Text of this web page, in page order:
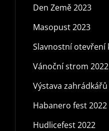
Den Země 2023
Masopust 2023
Slavnostní otevření
Vánoční strom 2022
Výstava zahrádkářů
Habanero fest 2022
Hudlicefest 2022